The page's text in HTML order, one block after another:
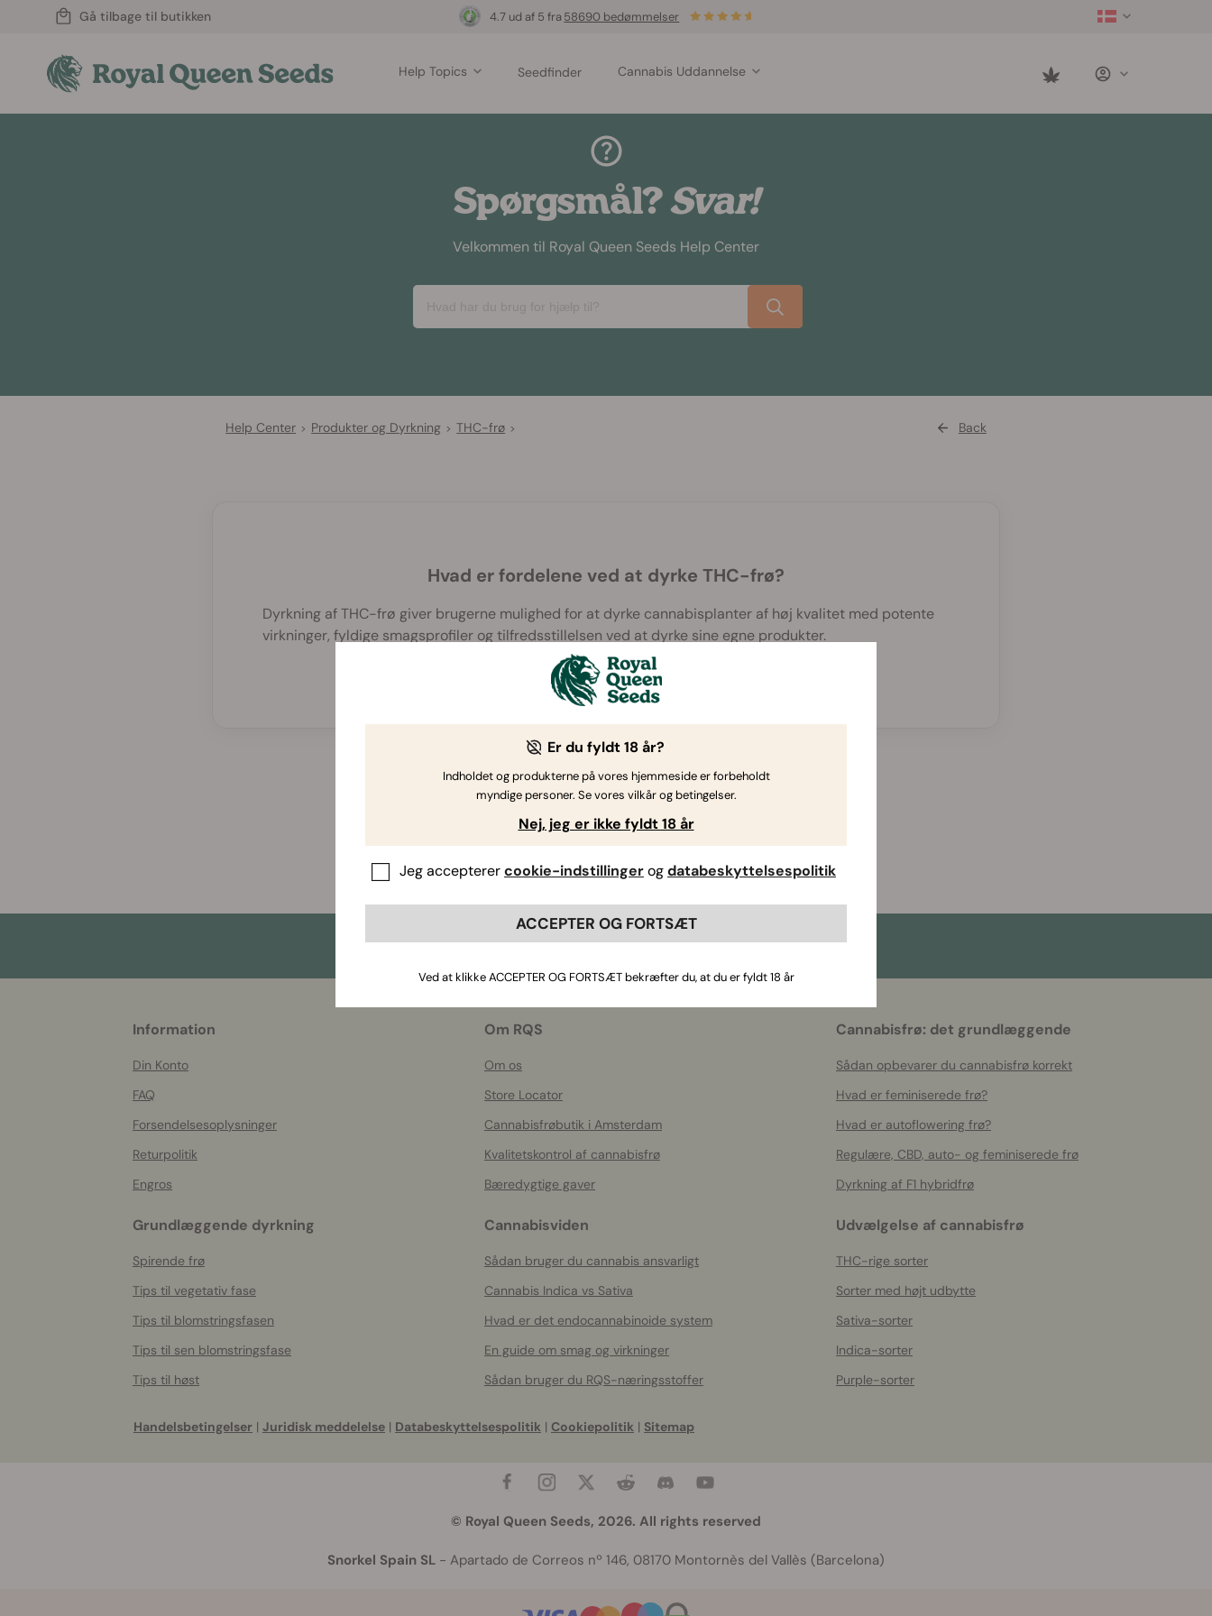
Gå tilbage til butikken 4.7 ud af 5 fra58690 bedømmelser
Help Topics Seedfinder Cannabis Uddannelse
Spørgsmål? Svar!
Velkommen til Royal Queen Seeds Help Center
Help Center > Produkter og Dyrkning > THC-frø > Back
Hvad er fordelene ved at dyrke THC-frø?
Dyrkning af THC-frø giver brugerne mulighed for at dyrke cannabisplanter af høj kvalitet med potente
virkninger, fyldige smagsprofiler og tilfredsstillelsen ved at dyrke sine egne produkter.
Hvis du har yderligere spørgsmål, kontakt os
Information
Din Konto
FAQ
Forsendelsesoplysninger
Returpolitik
Engros
Om RQS
Om os
Store Locator
Cannabisfrøbutik i Amsterdam
Kvalitetskontrol af cannabisfrø
Bæredygtige gaver
Cannabisfrø: det grundlæggende
Sådan opbevarer du cannabisfrø korrekt
Hvad er feminiserede frø?
Hvad er autoflowering frø?
Regulære, CBD, auto- og feminiserede frø
Dyrkning af F1 hybridfrø
Grundlæggende dyrkning
Spirende frø
Tips til vegetativ fase
Tips til blomstringsfasen
Tips til sen blomstringsfase
Tips til høst
Cannabisviden
Sådan bruger du cannabis ansvarligt
Cannabis Indica vs Sativa
Hvad er det endocannabinoide system
En guide om smag og virkninger
Sådan bruger du RQS-næringsstoffer
Udvælgelse af cannabisfrø
THC-rige sorter
Sorter med højt udbytte
Sativa-sorter
Indica-sorter
Purple-sorter
Handelsbetingelser | Juridisk meddelelse | Databeskyttelsespolitik | Cookiepolitik | Sitemap
© Royal Queen Seeds, 2026. All rights reserved
Snorkel Spain SL - Apartado de Correos nº 146, 08170 Montornès del Vallès (Barcelona)
Er du fyldt 18 år?
Indholdet og produkterne på vores hjemmeside er forbeholdt
myndige personer. Se vores vilkår og betingelser.
Nej, jeg er ikke fyldt 18 år
Jeg accepterercookie-indstillingerogdatabeskyttelsespolitik
ACCEPTER OG FORTSÆT
Ved at klikke ACCEPTER OG FORTSÆT bekræfter du, at du er fyldt 18 år